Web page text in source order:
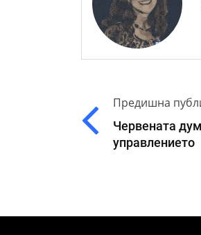
Предишна
Червената
управлението